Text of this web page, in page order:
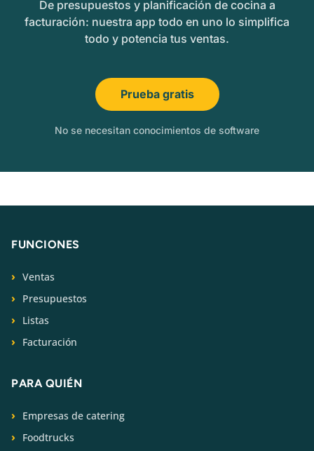
De presupuestos y planificación de cocina a
facturación: nuestra app todo en uno lo simplifica
todo y potencia tus ventas.
Prueba gratis
No se necesitan conocimientos de software
FUNCIONES
Ventas
Presupuestos
Listas
Facturación
PARA QUIÉN
Empresas de catering
Foodtrucks